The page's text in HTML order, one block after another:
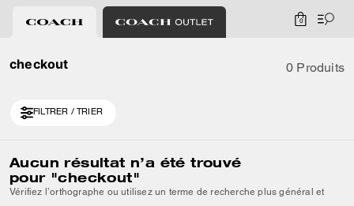
0
checkout 0 Produits
FILTRER / TRIER
Aucun résultat n’a été trouvé
pour "checkout"
Vérifiez l’orthographe ou utilisez un terme de recherche plus général et